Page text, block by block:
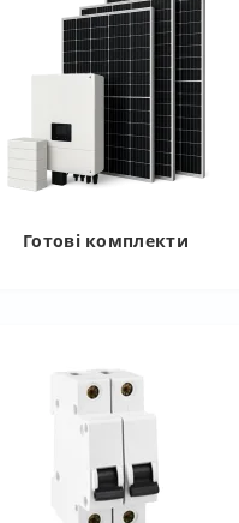
Готові комплекти